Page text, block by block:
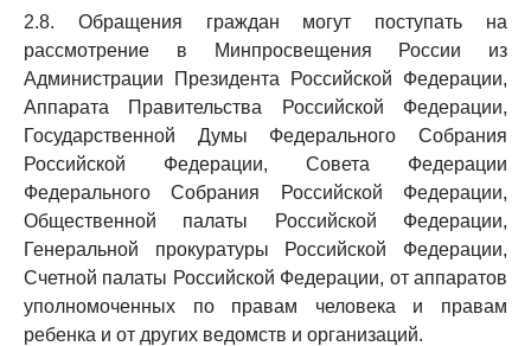
2.8. Обращения граждан могут поступать на
рассмотрение в Минпросвещения России из
Администрации Президента Российской Федерации,
Аппарата Правительства Российской Федерации,
Государственной Думы Федерального Собрания
Российской Федерации, Совета Федерации
Федерального Собрания Российской Федерации,
Общественной палаты Российской Федерации,
Генеральной прокуратуры Российской Федерации,
Счетной палаты Российской Федерации, от аппаратов
уполномоченных по правам человека и правам
ребенка и от других ведомств и организаций.